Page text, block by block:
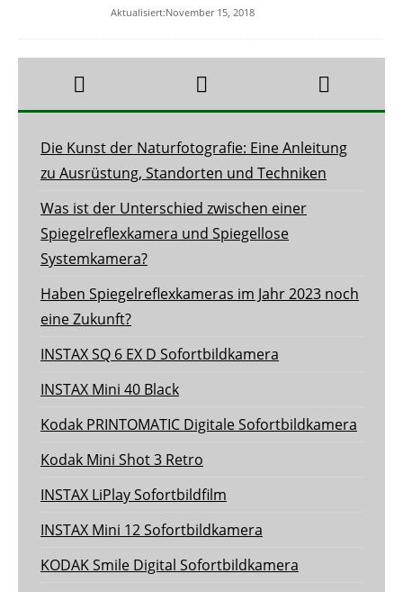
Aktualisiert:November 15, 2018
Die Kunst der Naturfotografie: Eine Anleitung
zu Ausrüstung, Standorten und Techniken
Was ist der Unterschied zwischen einer
Spiegelreflexkamera und Spiegellose
Systemkamera?
Haben Spiegelreflexkameras im Jahr 2023 noch
eine Zukunft?
INSTAX SQ 6 EX D Sofortbildkamera
INSTAX Mini 40 Black
Kodak PRINTOMATIC Digitale Sofortbildkamera
Kodak Mini Shot 3 Retro
INSTAX LiPlay Sofortbildfilm
INSTAX Mini 12 Sofortbildkamera
KODAK Smile Digital Sofortbildkamera